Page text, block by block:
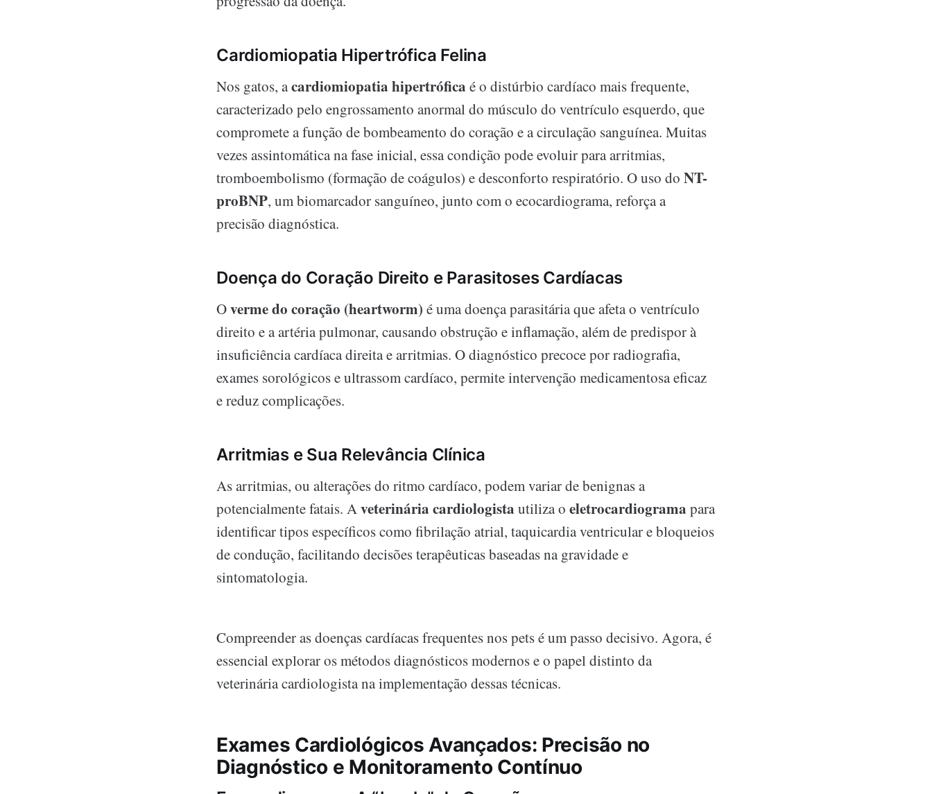
Cardiomiopatia Hipertrófica Felina
Nos gatos, acardiomiopatia hipertrófica é o distúrbio cardíaco mais frequente,
caracterizado pelo engrossamento anormal do músculo do ventrículo esquerdo, que
compromete a função de bombeamento do coração e a circulação sanguínea. Muitas
vezes assintomática na fase inicial, essa condição pode evoluir para arritmias,
tromboembolismo (formação de coágulos) e desconforto respiratório. O uso do NT-
proBNP, um biomarcador sanguíneo, junto com o ecocardiograma, reforça a
precisão diagnóstica.
Doença do Coração Direito e Parasitoses Cardíacas
Overme do coração (heartworm) é uma doença parasitária que afeta o ventrículo
direito e a artéria pulmonar, causando obstrução e inflamação, além de predispor à
insuficiência cardíaca direita e arritmias. O diagnóstico precoce por radiografia,
exames sorológicos e ultrassom cardíaco, permite intervenção medicamentosa eficaz
e reduz complicações.
Arritmias e Sua Relevância Clínica
As arritmias, ou alterações do ritmo cardíaco, podem variar de benignas a
potencialmente fatais. Aveterinária cardiologista utiliza o eletrocardiograma para
identificar tipos específicos como fibrilação atrial, taquicardia ventricular e bloqueios
de condução, facilitando decisões terapêuticas baseadas na gravidade e
sintomatologia.
Compreender as doenças cardíacas frequentes nos pets é um passo decisivo. Agora, é
essencial explorar os métodos diagnósticos modernos e o papel distinto da
veterinária cardiologista na implementação dessas técnicas.
Exames Cardiológicos Avançados: Precisão no
Diagnóstico e Monitoramento Contínuo